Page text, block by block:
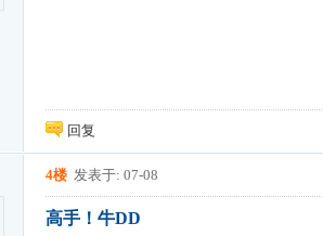
回复
4楼 发表于: 07-08
高手！牛DD